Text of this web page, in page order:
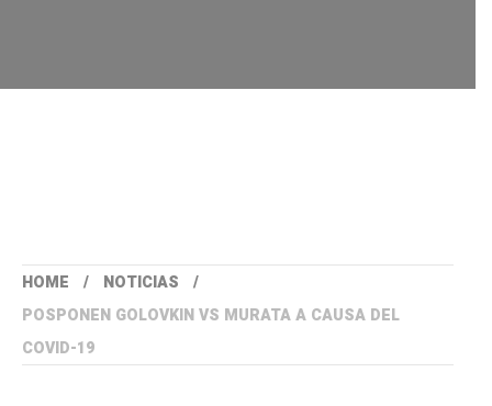
HOME
NOTICIAS
POSPONEN GOLOVKIN VS MURATA A CAUSA DEL
COVID-19